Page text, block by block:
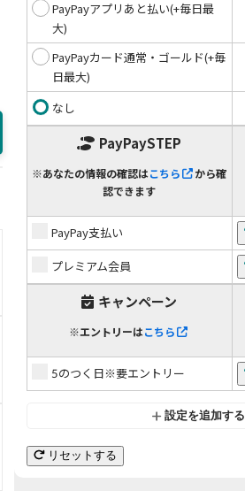
PayPayアプリあと払い(+毎日最
大)
PayPayカード通常・ゴールド(+毎
日最大)
なし
PayPaySTEP
※あなたの情報の確認はこちら
から確
認できます
PayPay支払い
プレミアム会員
キャンペーン
※エントリーはこちら
5のつく日※要エントリー
設定を追加する
リセットする